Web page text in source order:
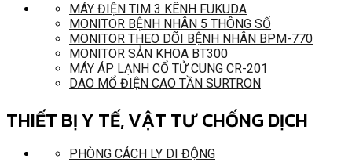
MÁY ĐIỆN TIM 3 KÊNH FUKUDA
MONITOR BỆNH NHÂN 5 THÔNG SỐ
MONITOR THEO DÕI BỆNH NHÂN BPM-770
MONITOR SẢN KHOA BT300
MÁY ÁP LẠNH CỔ TỬ CUNG CR-201
DAO MỔ ĐIỆN CAO TẦN SURTRON
THIẾT BỊ Y TẾ, VẬT TƯ CHỐNG DỊCH
PHÒNG CÁCH LY DI ĐỘNG